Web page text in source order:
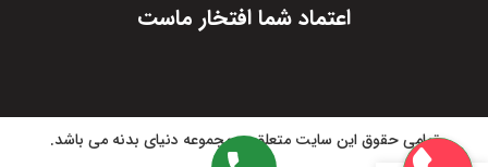
اعتماد شما افتخار ماست
تمامی حقوق این سایت متعلق به مجموعه دنیای بدنه می باشد.